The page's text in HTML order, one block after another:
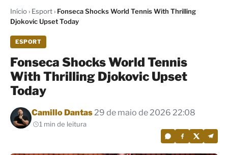
Início› Esport› Fonseca Shocks World Tennis With Thrilling
Djokovic Upset Today
ESPORT
Fonseca Shocks World Tennis
With Thrilling Djokovic Upset
Today
Por
Camillo Dantas29 de maio de 2026 22:08
1 min de leitura